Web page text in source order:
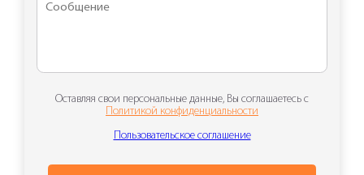
Оставляя свои персональные данные, Вы соглашаетесь с
Политикой конфиденциальности
Пользовательское соглашение